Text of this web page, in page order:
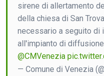
sirene di allertamento
della chiesa di San
necessario a seguito di
all'impianto di
@CMVenezia
— Comune di Venezia